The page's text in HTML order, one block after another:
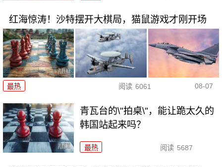
红海惊涛！沙特摆开大棋局，猫鼠游戏才刚开场
最热 阅读 6061 08-07
青瓦台的\"拍桌\"，能让跪太久的
韩国站起来吗？
最热 阅读 5687